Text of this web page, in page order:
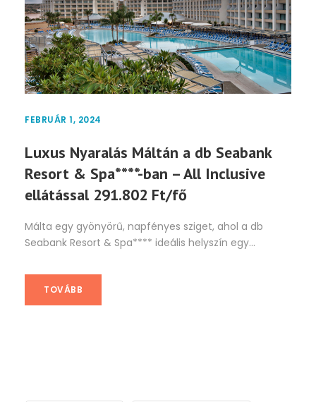
FEBRUÁR 1, 2024
Luxus Nyaralás Máltán a db Seabank
Resort & Spa****-ban – All Inclusive
ellátással 291.802 Ft/fő
Málta egy gyönyörű, napfényes sziget, ahol a db
Seabank Resort & Spa**** ideális helyszín egy...
TOVÁBB